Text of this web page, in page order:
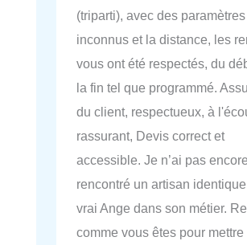
(triparti), avec des paramètres
inconnus et la distance, les
vous ont été respectés, du
la fin tel que programmé.
du client, respectueux, à
rassurant, Devis correct et
accessible. Je n’ai pas encore
rencontré un artisan
vrai Ange dans son métier.
comme vous êtes pour mettre